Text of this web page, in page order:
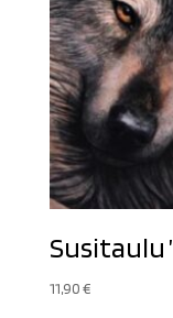
Susitaulu
11,90€